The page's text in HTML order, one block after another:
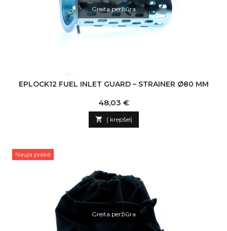
Greita peržiūra
EPLOCK12 FUEL INLET GUARD – STRAINER Ø80 MM
Kaina
48,03 €
 Į krepšelį
Nauja prekė
Greita peržiūra